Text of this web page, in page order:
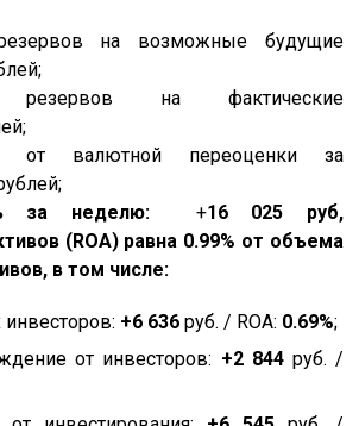
на возможные будущие
резервов на фактические
от валютной переоценки за
за неделю:
+16 025
руб,
(ROA) равна 0.99% от объема
в том числе:
+6 636 руб. / ROA: 0.69%;
от инвесторов: +2 844 руб. /